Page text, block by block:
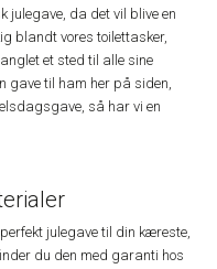
julegave, da det vil blive en
blandt vores toilettasker,
et sted til alle sine
gave til ham her på siden,
så har vi en
julegave til din kæreste,
du den med garanti hos